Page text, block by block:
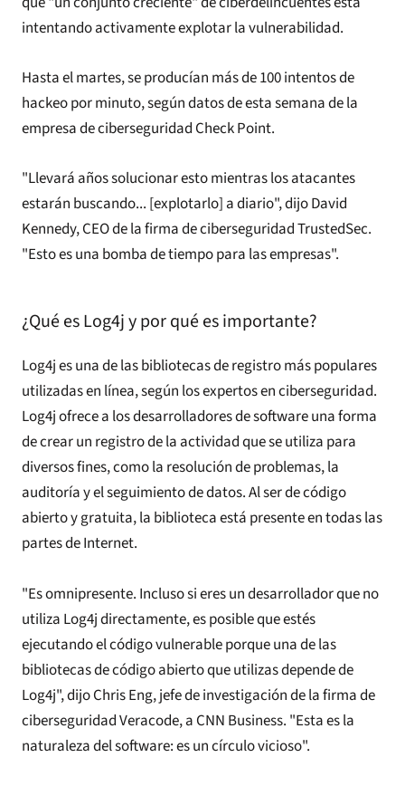
intentando activamente explotar la vulnerabilidad.
Hasta el martes, se producían más de 100 intentos de
hackeo por minuto, según datos de esta semana de la
empresa de ciberseguridad Check Point.
"Llevará años solucionar esto mientras los atacantes
estarán buscando... [explotarlo] a diario", dijo David
Kennedy, CEO de la firma de ciberseguridad TrustedSec.
"Esto es una bomba de tiempo para las empresas".
¿Qué es Log4j y por qué es importante?
Log4j es una de las bibliotecas de registro más populares
utilizadas en línea, según los expertos en ciberseguridad.
Log4j ofrece a los desarrolladores de software una forma
de crear un registro de la actividad que se utiliza para
diversos fines, como la resolución de problemas, la
auditoría y el seguimiento de datos. Al ser de código
abierto y gratuita, la biblioteca está presente en todas las
partes de Internet.
"Es omnipresente. Incluso si eres un desarrollador que no
utiliza Log4j directamente, es posible que estés
ejecutando el código vulnerable porque una de las
bibliotecas de código abierto que utilizas depende de
Log4j", dijo Chris Eng, jefe de investigación de la firma de
ciberseguridad Veracode, a CNN Business. "Esta es la
naturaleza del software: es un círculo vicioso".